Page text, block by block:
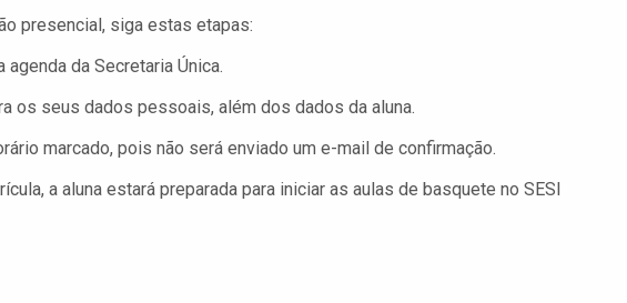
presencial, siga estas etapas:
da Secretaria Única.
os seus dados pessoais, além dos dados da aluna.
marcado, pois não será enviado um e-mail de confirmação.
a aluna estará preparada para iniciar as aulas de basquete no SESI